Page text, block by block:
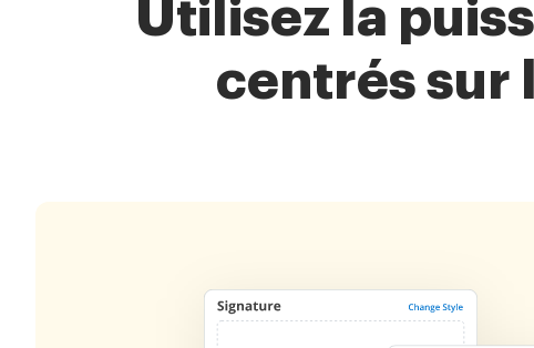
Utilisez la
centrés sur